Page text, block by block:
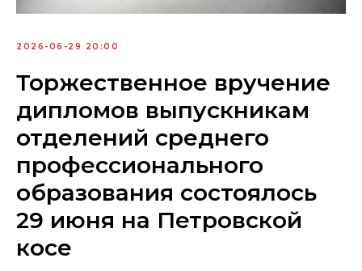
2026-06-29 20:00
Торжественное вручение
дипломов выпускникам
отделений среднего
профессионального
образования состоялось
29 июня на Петровской
косе